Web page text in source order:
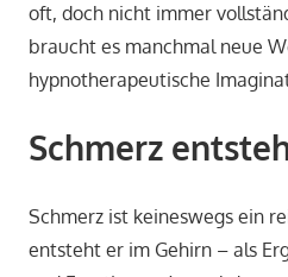
oft, doch nicht immer
braucht es manchmal neue
hypnotherapeutische
Schmerz
Schmerz ist keineswegs ein
entsteht er im Gehirn – als